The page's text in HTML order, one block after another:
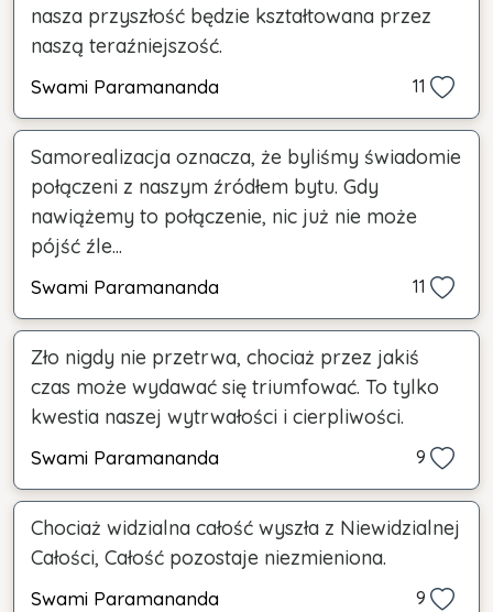
nasza przyszłość będzie kształtowana przez
naszą teraźniejszość.
Swami Paramananda 11
Samorealizacja oznacza, że byliśmy świadomie
połączeni z naszym źródłem bytu. Gdy
nawiążemy to połączenie, nic już nie może
pójść źle...
Swami Paramananda 11
Zło nigdy nie przetrwa, chociaż przez jakiś
czas może wydawać się triumfować. To tylko
kwestia naszej wytrwałości i cierpliwości.
Swami Paramananda 9
Chociaż widzialna całość wyszła z Niewidzialnej
Całości, Całość pozostaje niezmieniona.
Swami Paramananda 9